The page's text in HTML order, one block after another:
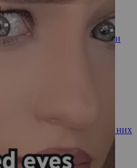
суп из лосося со сливками
на пол-лба наконец от них